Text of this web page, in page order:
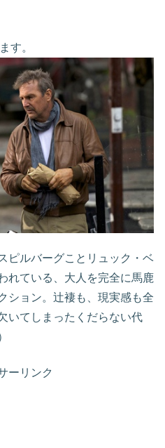
す。
ピルバーグことリュック・ベ
れている、大人を完全に馬鹿
ション。辻褄も、現実感も全
いてしまったくだらない代
ーリンク